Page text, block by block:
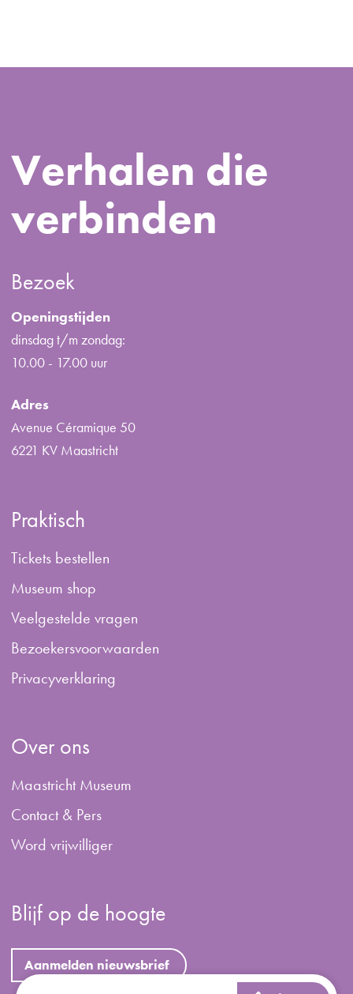
Verhalen die
verbinden
Bezoek
Openingstijden
dinsdag t/m zondag:
10.00 - 17.00 uur
Adres
Avenue Céramique 50
6221 KV Maastricht
Praktisch
Tickets bestellen
Museum shop
Veelgestelde vragen
Bezoekersvoorwaarden
Privacyverklaring
Over ons
Maastricht Museum
Contact & Pers
Word vrijwilliger
Blijf op de hoogte
Aanmelden nieuwsbrief